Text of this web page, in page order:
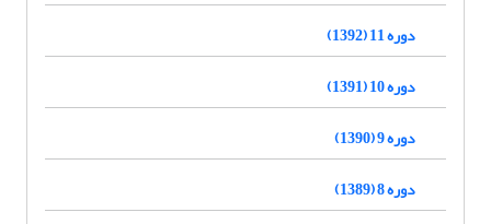
دوره 11 (1392)
دوره 10 (1391)
دوره 9 (1390)
دوره 8 (1389)